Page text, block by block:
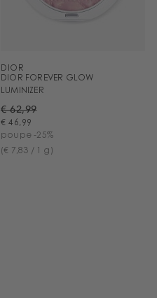
DIOR
DIOR FOREVER GLOW
LUMINIZER
€ 62,99
€ 46,99
poupe -25%
(€ 7,83 / 1 g)